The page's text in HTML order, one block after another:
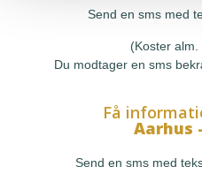
Send en sms med
(Koster alm.
Du modtager en sms
Få
Aarhus
Send en sms med